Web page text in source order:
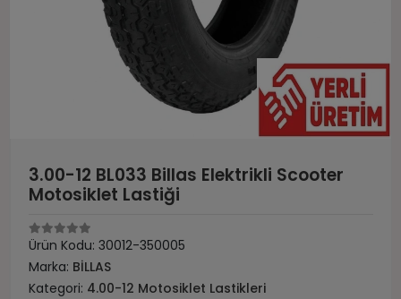
3.00-12 BL033 Billas Elektrikli Scooter
Motosiklet Lastiği
Ürün Kodu: 30012-350005
Marka: BİLLAS
Kategori: 4.00-12 Motosiklet Lastikleri